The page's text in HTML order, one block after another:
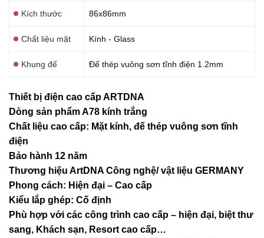
Kích thước 86x86mm
Chất liệu mặt Kính - Glass
Khung đế Đế thép vuông sơn tĩnh điện 1.2mm
Thiết bị điện cao cấp ARTDNA
Dòng sản phẩm A78 kính trắng
Chất liệu cao cấp: Mặt kính, đế thép vuông sơn tĩnh
điện
Bảo hành 12 năm
Thương hiệu ArtDNA Công nghệ/ vật liệu GERMANY
Phong cách: Hiện đại – Cao cấp
Kiểu lắp ghép: Cố định
Phù hợp với các công trình cao cấp – hiện đại, biệt thư
sang, Khách sạn, Resort cao cấp…